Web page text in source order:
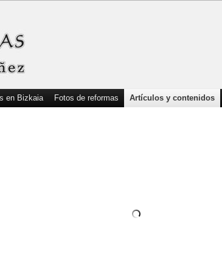
en Bizkaia Fotos de reformas Artículos y contenidos